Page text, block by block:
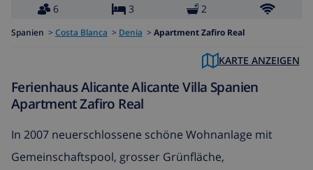
6
3 2
Spanien > Costa Blanca > Denia > Apartment Zafiro Real
KARTE ANZEIGEN
Ferienhaus Alicante Alicante Villa Spanien
Apartment Zafiro Real
In 2007 neuerschlossene schöne Wohnanlage mit
Gemeinschaftspool, grosser Grünfläche,